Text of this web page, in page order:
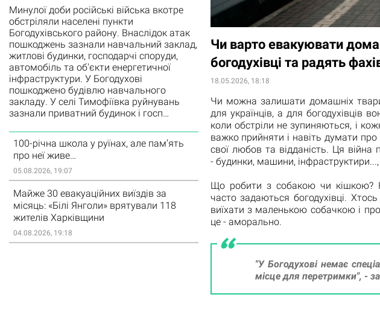
Минулої доби російські війська вкотре
обстріляли населені пункти
Богодухівського району. Внаслідок атак
пошкоджень зазнали навчальний заклад,
житлові будинки, господарчі споруди,
автомобіль та об'єкти енергетичної
інфраструктури. У Богодухові
пошкоджено будівлю навчального
закладу. У селі Тимофіївка руйнувань
зазнали приватний будинок і госп…
100-річна школа у руїнах, але пам’ять
про неї живе…
05.08.2026, 19:07
Майже 30 евакуаційних виїздів за
місяць: «Білі Янголи» врятували 118
жителів Харківщини
04.08.2026, 19:18
Чи варто евакуювати
богодухівці та радять
18.05.2026, 18:18
Чи можна залишати домашніх
для українців, а для богодухівців
коли обстріли не зупиняються, і
важко прийняти і навіть думати
свої любов та відданість. Ця війна
- будинки, машини,
Що робити з собакою чи кішкою?
часто задаються богодухівці.
виїхати з маленькою собачкою і
це - аморально.
"У Богодухові немає
місце для перетримки", -